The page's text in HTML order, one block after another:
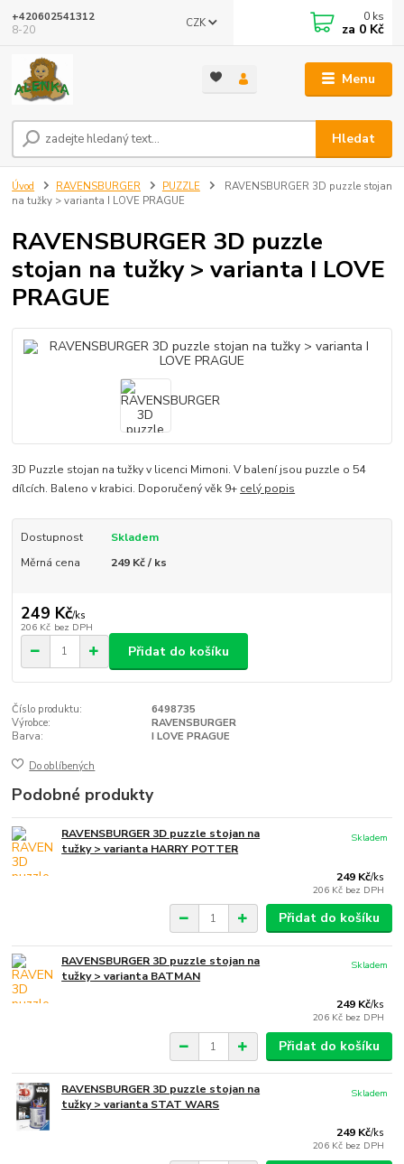
Menu
CZK
Hledat
+420602541312
8-20
0 ks
za 0 Kč
Úvod RAVENSBURGER PUZZLE
RAVENSBURGER 3D puzzle stojan
na tužky > varianta I LOVE PRAGUE
RAVENSBURGER 3D puzzle
stojan na tužky > varianta I LOVE
PRAGUE
3D Puzzle stojan na tužky v licenci Mimoni. V balení jsou puzzle o 54
dílcích. Baleno v krabici. Doporučený věk 9+ celý popis
Dostupnost
Skladem
Měrná cena
249 Kč / ks
249 Kč/ks
206 Kč bez DPH
Přidat do košíku
Číslo produktu:
6498735
Výrobce:
RAVENSBURGER
Barva:
I LOVE PRAGUE
Do oblíbených
Podobné produkty
RAVENSBURGER 3D puzzle stojan na
tužky > varianta HARRY POTTER
249 Kč/ks
206 Kč bez DPH
Skladem
Přidat do košíku
RAVENSBURGER 3D puzzle stojan na
tužky > varianta BATMAN
249 Kč/ks
206 Kč bez DPH
Skladem
Přidat do košíku
RAVENSBURGER 3D puzzle stojan na
tužky > varianta STAT WARS
249 Kč/ks
206 Kč bez DPH
Skladem